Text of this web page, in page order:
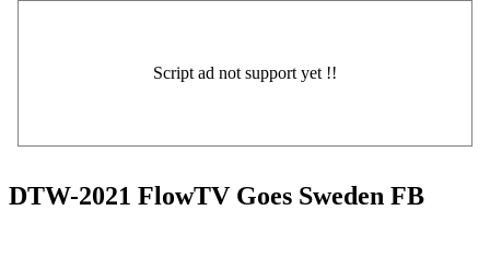
DTW-2021 FlowTV Goes Sweden FB